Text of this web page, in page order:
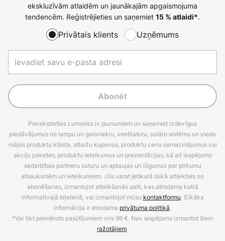
ekskluzīvām atlaidēm un jaunākajām apgaismojuma
tendencēm. Reģistrējieties un saņemiet 15 % atlaidi*.
Privātais klients Uzņēmums
Abonēt
Pierakstieties Lumories.lv jaunumiem un saņemiet izdevīgus
piedāvājumus no lampu un gaismekļu, ventilatoru, solāro sistēmu un viedo
mājas produktu klāsta, atlaižu kuponus, produktu cenu samazinājumus vai
akciju paketes, produktu ieteikumus un prezentācijas, kā arī iespējamo
sadarbības partneru saturu un aptaujas un lūgumus par pirkumu
atsauksmēm un ieteikumiem. Jūs varat jebkurā laikā atteikties no
abonēšanas, izmantojot atteikšanās saiti, kas atrodama katrā
informatīvajā biļetenā, vai izmantojot mūsu kontaktformu. Sīkāka
informācija ir atrodama privātuma politikā.
*Var tikt piemērots pasūtījumiem virs 99 €. Nav iespējams izmantot šiem
ražotājiem.